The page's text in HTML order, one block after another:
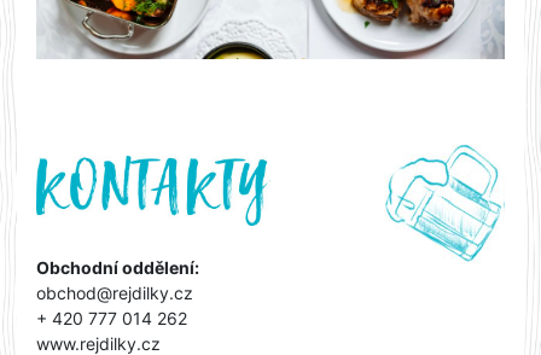
Obchodní oddělení:
obchod@rejdilky.cz
+ 420 777 014 262
www.rejdilky.cz